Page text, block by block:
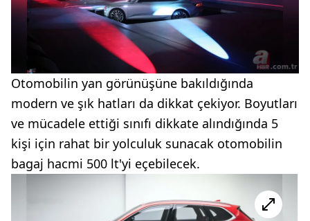
Otomobilin yan görünüşüne bakıldığında
modern ve şık hatları da dikkat çekiyor. Boyutları
ve mücadele ettiği sınıfı dikkate alındığında 5
kişi için rahat bir yolculuk sunacak otomobilin
bagaj hacmi 500 lt'yi eçebilecek.